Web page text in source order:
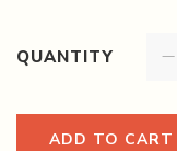
QUANTITY
ADD TO CART